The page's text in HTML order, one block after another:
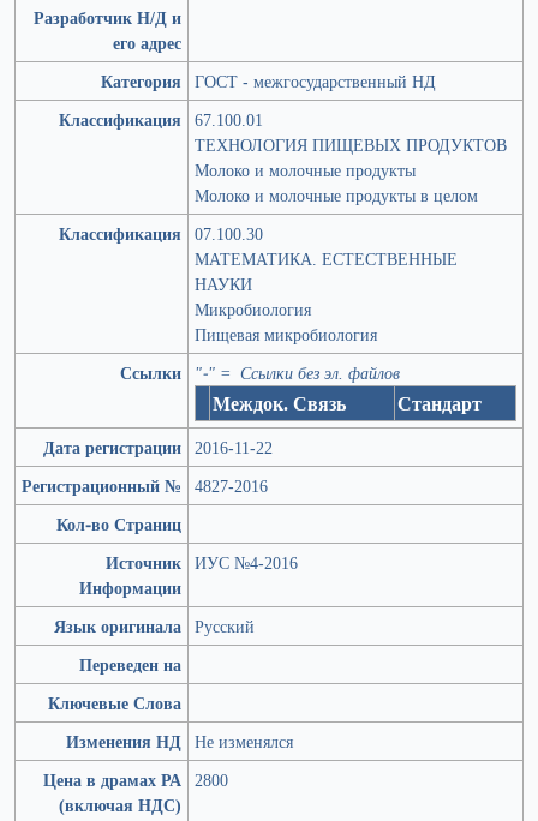
Разработчик Н/Д и
его адрес
Категория
ГОСТ - межгосударственный НД
Классификация
67.100.01
ТЕХНОЛОГИЯ ПИЩЕВЫХ ПРОДУКТОВ
Молоко и молочные продукты
Молоко и молочные продукты в целом
Классификация
07.100.30
МАТЕМАТИКА. ЕСТЕСТВЕННЫЕ
НАУКИ
Микробиология
Пищевая микробиология
Ссылки
"-" = Ссылки без эл. файлов
Междок. Связь Стандарт
Дата регистрации 2016-11-22
Регистрационный №
4827-2016
Кол-во Страниц
Источник
Информации
ИУС №4-2016
Язык оригинала Русский
Переведен на
Ключевые Слова
Изменения НД Не изменялся
Цена в драмах РА
(включая НДС)
2800